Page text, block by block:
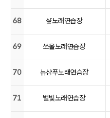
68 샾노래연습장
69 쏘울노래연습장
70 뉴샴푸노래연습장
71 별빛노래연습장